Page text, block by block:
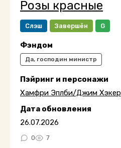
Розы красные
Слэш Завершён G
Фэндом
Да, господин министр
Пэйринг и персонажи
Хамфри Эплби/Джим Хэкер
Дата обновления
26.07.2026
0 7